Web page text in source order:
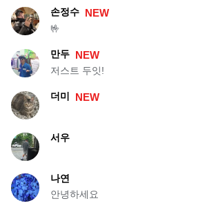
손정수 NEW
🤟
만두 NEW
저스트 두잇!
더미 NEW
서우
나연
안녕하세요